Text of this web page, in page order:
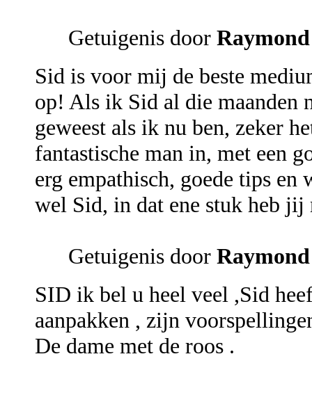
Getuigenis door Raymond
Sid is voor mij de beste
op! Als ik Sid al die maanden
geweest als ik nu ben, zeker
fantastische man in, met een
erg empathisch, goede tips
wel Sid, in dat ene stuk heb
Getuigenis door Raymond
SID ik bel u heel veel ,Sid
aanpakken , zijn
De dame met de roos .